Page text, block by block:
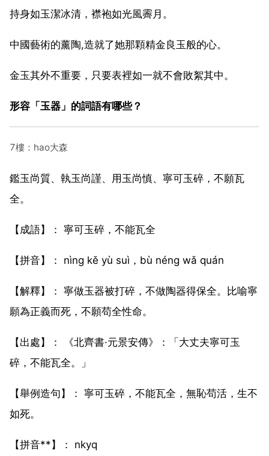
持身如玉潔冰清，襟袍如光風霽月。
中國藝術的薰陶,造就了她那顆精金良玉般的心。
金玉其外不重要，只要表裡如一就不會敗絮其中。
形容「玉器」的詞語有哪些？
7樓：hao大森
鑑玉尚質、執玉尚謹、用玉尚慎、寧可玉碎，不願瓦
全。
【成語】： 寧可玉碎，不能瓦全
【拼音】： nìng kě yù suì，bù néng wǎ quán
【解釋】： 寧做玉器被打碎，不做陶器得保全。比喻寧
願為正義而死，不願苟全性命。
【出處】： 《北齊書·元景安傳》：「大丈夫寧可玉
碎，不能瓦全。」
【舉例造句】： 寧可玉碎，不能瓦全，無恥苟活，生不
如死。
【拼音**】： nkyq